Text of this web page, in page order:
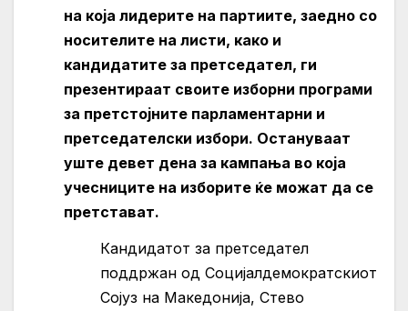
на која лидерите на партиите, заедно со
носителите на листи, како и
кандидатите за претседател, ги
презентираат своите изборни програми
за претстојните парламентарни и
претседателски избори. Остануваат
уште девет дена за кампања во која
учесниците на изборите ќе можат да се
претстават.
Кандидатот за претседател
поддржан од Социјалдемократскиот
Сојуз на Македонија, Стево